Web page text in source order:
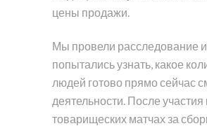
цены продажи.
Мы провели расследование и
попытались узнать, какое
людей готово прямо сейчас
деятельности. После участия
товарищеских матчах за